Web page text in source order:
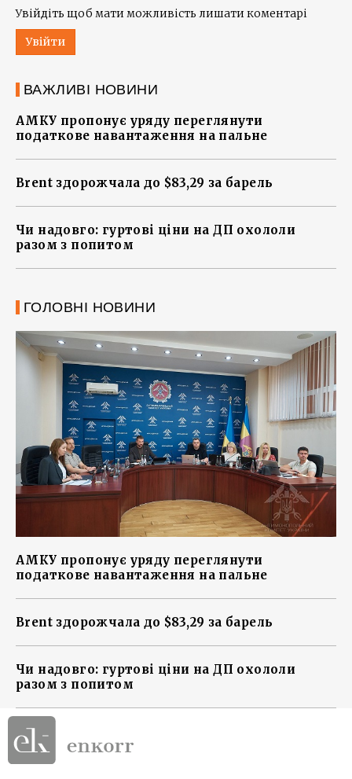
Увійдіть щоб мати можливість лишати коментарі
Увійти
ВАЖЛИВІ НОВИНИ
АМКУ пропонує уряду переглянути
податкове навантаження на пальне
Brent здорожчала до $83,29 за барель
Чи надовго: гуртові ціни на ДП охололи
разом з попитом
ГОЛОВНІ НОВИНИ
АМКУ пропонує уряду переглянути
податкове навантаження на пальне
Brent здорожчала до $83,29 за барель
Чи надовго: гуртові ціни на ДП охололи
разом з попитом